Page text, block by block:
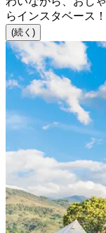
らインスタベース！
(続く)